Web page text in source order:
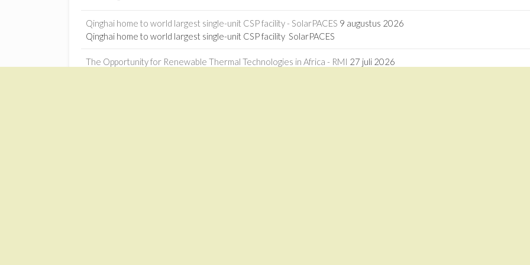
Qinghai home to world largest single-unit CSP facility - SolarPACES 9 augustus 2026
Qinghai home to world largest single-unit CSP facility SolarPACES
The Opportunity for Renewable Thermal Technologies in Africa - RMI 27 juli 2026